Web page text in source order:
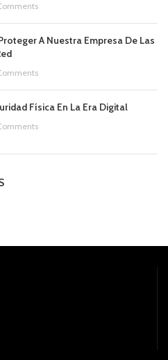
A Nuestra Empresa De Las
Física En La Era Digital